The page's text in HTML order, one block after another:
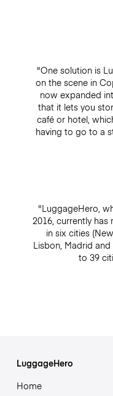
"One solution is
on the scene in
now expanded
that it lets you
café or hotel,
having to go to a
"LuggageHero,
2016, currently
in six cities
Lisbon, Madrid
to 39
LuggageHero
Home